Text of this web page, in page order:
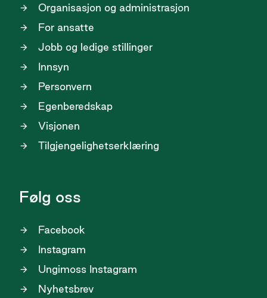
Organisasjon og administrasjon
For ansatte
Jobb og ledige stillinger
Innsyn
Personvern
Egenberedskap
Visjonen
Tilgjengelighetserklæring
Følg oss
Facebook
Instagram
Ungimoss Instagram
Nyhetsbrev